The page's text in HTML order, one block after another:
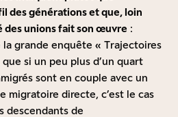
des générations et que, loin
des unions fait son œuvre :
la grande enquête « Trajectoires
si un peu plus d’un quart
sont en couple avec un
migratoire directe, c’est le cas
descendants de